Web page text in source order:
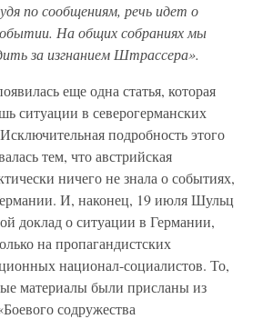
по сообщениям, речь идет о
На общих собраниях мы
за изгнанием Штрассера».
еще одна статья, которая
ситуации в северогерманских
подробность этого
тем, что австрийская
ничего не знала о событиях,
И, наконец, 19 июля Шульц
доклад о ситуации в Германии,
на пропагандистских
национал-социалистов. То,
материалы были присланы из
содружества